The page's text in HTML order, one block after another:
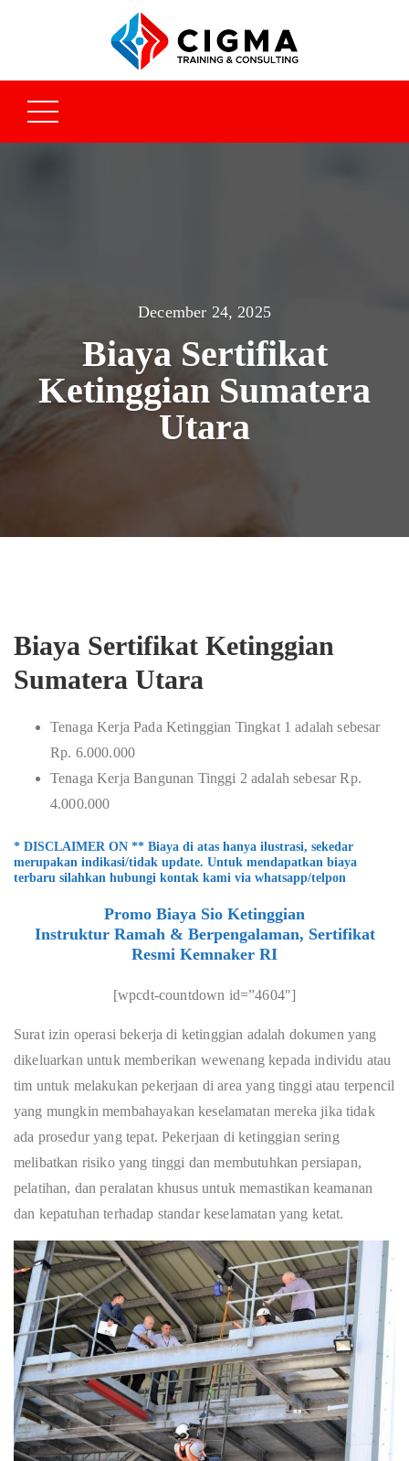
December 24, 2025
Biaya Sertifikat
Ketinggian Sumatera
Utara
Biaya Sertifikat Ketinggian
Sumatera Utara
Tenaga Kerja Pada Ketinggian Tingkat 1 adalah sebesar
Rp. 6.000.000
Tenaga Kerja Bangunan Tinggi 2 adalah sebesar Rp.
4.000.000
* DISCLAIMER ON ** Biaya di atas hanya ilustrasi, sekedar
merupakan indikasi/tidak update. Untuk mendapatkan biaya
terbaru silahkan hubungi kontak kami via whatsapp/telpon
Promo Biaya Sio Ketinggian
Instruktur Ramah & Berpengalaman, Sertifikat
Resmi Kemnaker RI
[wpcdt-countdown id=”4604″]
Surat izin operasi bekerja di ketinggian adalah dokumen yang
dikeluarkan untuk memberikan wewenang kepada individu atau
tim untuk melakukan pekerjaan di area yang tinggi atau terpencil
yang mungkin membahayakan keselamatan mereka jika tidak
ada prosedur yang tepat. Pekerjaan di ketinggian sering
melibatkan risiko yang tinggi dan membutuhkan persiapan,
pelatihan, dan peralatan khusus untuk memastikan keamanan
dan kepatuhan terhadap standar keselamatan yang ketat.